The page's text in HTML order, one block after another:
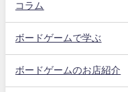
コラム
ボードゲームで学ぶ
ボードゲームのお店紹介